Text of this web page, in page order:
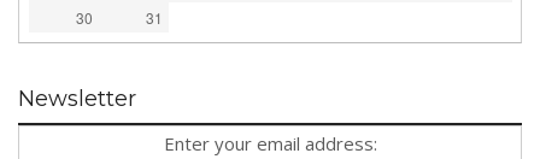
30
31
Newsletter
Enter your email address: